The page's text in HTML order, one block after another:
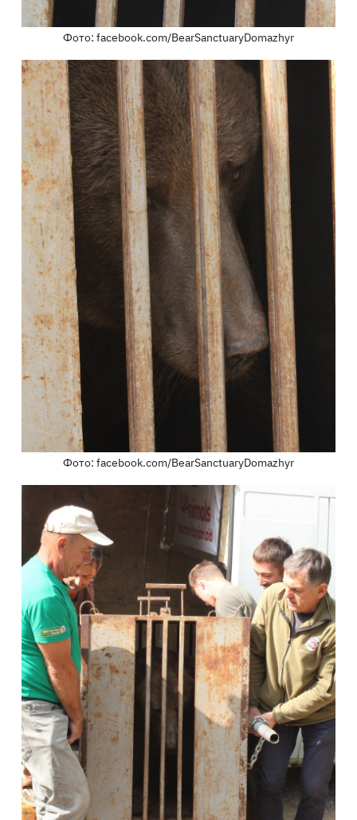
Фото: facebook.com/BearSanctuaryDomazhyr
Фото: facebook.com/BearSanctuaryDomazhyr